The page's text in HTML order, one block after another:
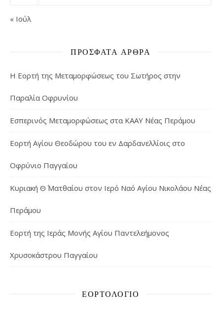
« Ιούλ
ΠΡΌΣΦΑΤΑ ΆΡΘΡΑ
Η Εορτή της Μεταμορφώσεως του Σωτήρος στην
Παραλία Οφρυνίου
Εσπερινός Μεταμορφώσεως στα ΚΑΑΥ Νέας Περάμου
Εορτή Αγίου Θεοδώρου του εν Δαρδανελλίοις στο
Οφρύνιο Παγγαίου
Κυριακή Θ΄ Ματθαίου στον Ιερό Ναό Αγίου Νικολάου Νέας
Περάμου
Εορτή της Ιεράς Μονής Αγίου Παντελεήμονος
Χρυσοκάστρου Παγγαίου
ΕΟΡΤΟΛΌΓΙΟ